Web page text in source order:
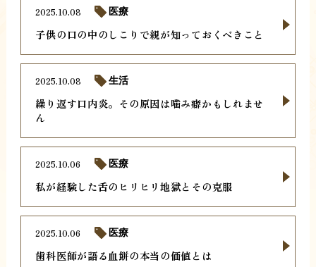
子供の口の中のしこりで親が知っておくべきこと
2025.10.08 医療
繰り返す口内炎。その原因は噛み癖かもしれませ
ん
2025.10.08 生活
私が経験した舌のヒリヒリ地獄とその克服
2025.10.06 医療
歯科医師が語る血餅の本当の価値とは
2025.10.06 医療